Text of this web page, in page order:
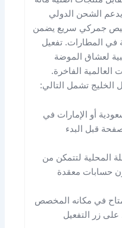
يدعم الشحن الدولي
جمركي سريع يضمن
في المطارات. تفعيل
لعشاق الموضة
العالمية الفاخرة.
الخليج تشمل التالي:
أو الإمارات في
قبل البدء
المحلية لتتمكن من
حسابات معقدة
في مكانه المخصص
زر التفعيل